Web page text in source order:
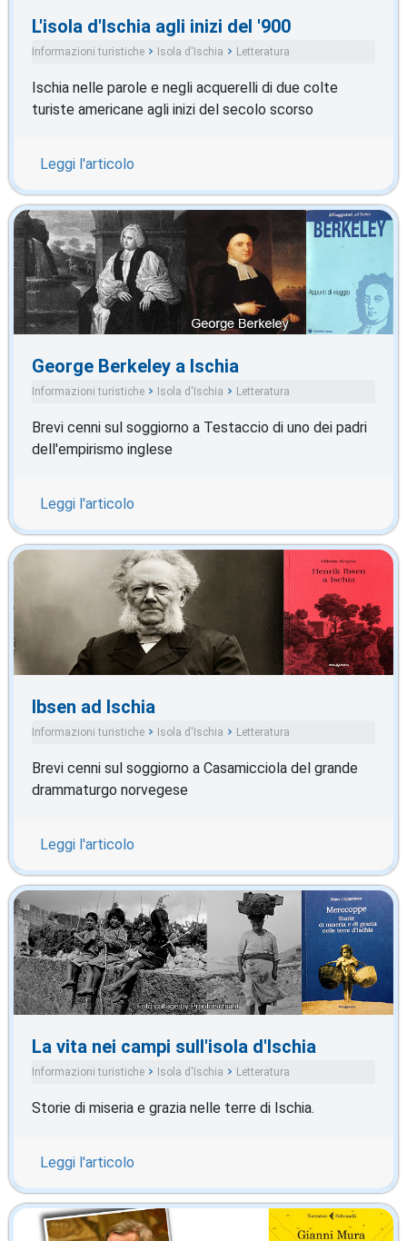
L'isola d'Ischia agli inizi del '900
Informazioni turistiche Isola d'Ischia Letteratura
Ischia nelle parole e negli acquerelli di due colte
turiste americane agli inizi del secolo scorso
Leggi l'articolo
George Berkeley a Ischia
Informazioni turistiche Isola d'Ischia Letteratura
Brevi cenni sul soggiorno a Testaccio di uno dei padri
dell'empirismo inglese
Leggi l'articolo
Ibsen ad Ischia
Informazioni turistiche Isola d'Ischia Letteratura
Brevi cenni sul soggiorno a Casamicciola del grande
drammaturgo norvegese
Leggi l'articolo
La vita nei campi sull'isola d'Ischia
Informazioni turistiche Isola d'Ischia Letteratura
Storie di miseria e grazia nelle terre di Ischia.
Leggi l'articolo